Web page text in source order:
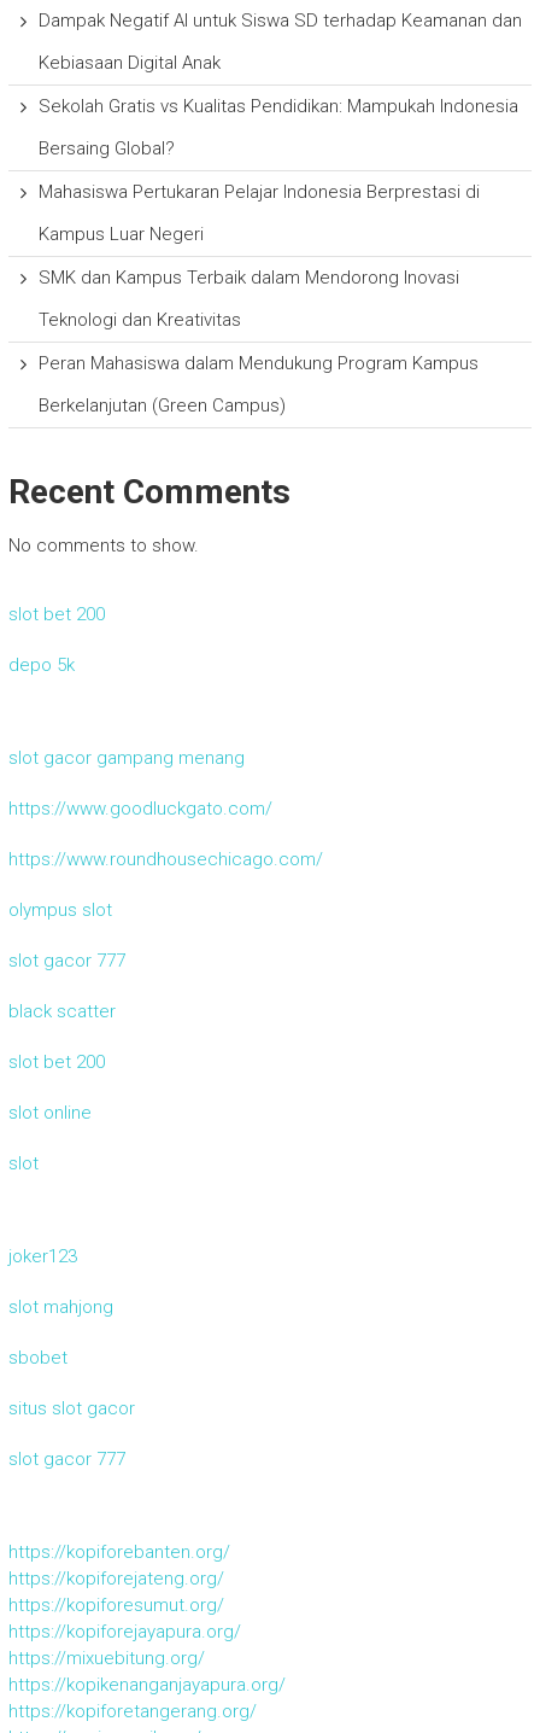
Dampak Negatif AI untuk Siswa SD terhadap Keamanan dan
Kebiasaan Digital Anak
Sekolah Gratis vs Kualitas Pendidikan: Mampukah Indonesia
Bersaing Global?
Mahasiswa Pertukaran Pelajar Indonesia Berprestasi di
Kampus Luar Negeri
SMK dan Kampus Terbaik dalam Mendorong Inovasi
Teknologi dan Kreativitas
Peran Mahasiswa dalam Mendukung Program Kampus
Berkelanjutan (Green Campus)
Recent Comments
No comments to show.
slot bet 200
depo 5k
slot gacor gampang menang
https://www.goodluckgato.com/
https://www.roundhousechicago.com/
olympus slot
slot gacor 777
black scatter
slot bet 200
slot online
slot
joker123
slot mahjong
sbobet
situs slot gacor
slot gacor 777
https://kopiforebanten.org/
https://kopiforejateng.org/
https://kopiforesumut.org/
https://kopiforejayapura.org/
https://mixuebitung.org/
https://kopikenanganjayapura.org/
https://kopiforetangerang.org/